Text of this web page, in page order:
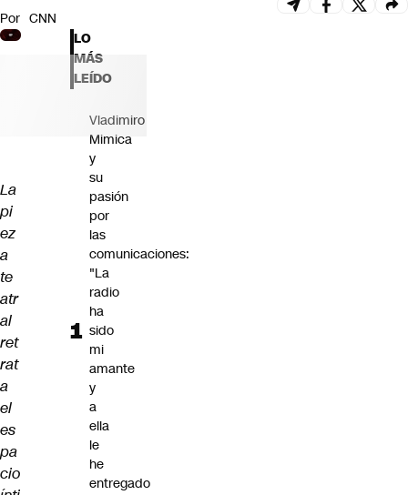
Por CNN
La
pi
ez
a
te
atr
al
ret
rat
a
el
es
pa
cio
LO
MÁS
LEÍDO
Vladimiro
Mimica
y
su
pasión
por
las
comunicaciones:
"La
radio
ha
sido
mi
amante
y
a
ella
le
he
entregado